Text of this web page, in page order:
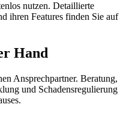
nutzen. Detaillierte
ihren Features finden Sie auf
Hand
Ansprechpartner. Beratung,
und Schadensregulierung